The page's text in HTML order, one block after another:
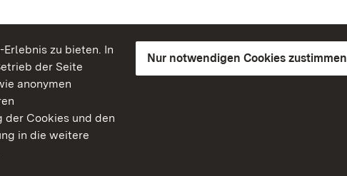
zu bieten. In
der Seite
anonymen
der Cookies und den
in die weitere
Nur notwendigen Cookies zustimmen